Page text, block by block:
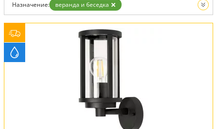
Назначение:
веранда и беседка
Вид:
Уличные светильники